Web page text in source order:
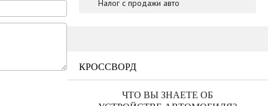
Налог с продажи авто
КРОССВОРД
ЧТО ВЫ ЗНАЕТЕ ОБ